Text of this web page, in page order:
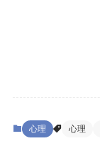
心理 心理